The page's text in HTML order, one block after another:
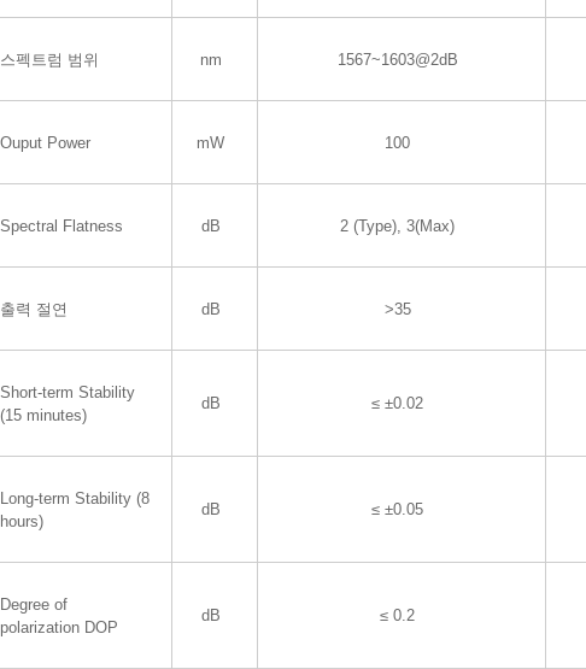
스펙트럼 범위 nm 1567~1603@2dB
Ouput Power mW 100
Spectral Flatness dB 2 (Type), 3(Max)
출력 절연 dB >35
Short-term Stability
(15 minutes)
dB ≤ ±0.02
Long-term Stability (8
hours)
dB ≤ ±0.05
Degree of
polarization DOP
dB ≤ 0.2